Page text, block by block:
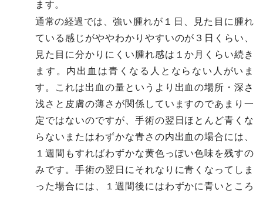
ます。
通常の経過では、強い腫れが１日、見た目に腫れ
ている感じがややわかりやすいのが３日くらい、
見た目に分かりにくい腫れ感は１か月くらい続き
ます。内出血は青くなる人とならない人がいま
す。これは出血の量というより出血の場所・深さ
浅さと皮膚の薄さが関係していますのであまり一
定ではないのですが、手術の翌日ほとんど青くな
らないまたはわずかな青さの内出血の場合には、
１週間もすればわずかな黄色っぽい色味を残すの
みです。手術の翌日にそれなりに青くなってしま
った場合には、１週間後にはわずかに青いところ